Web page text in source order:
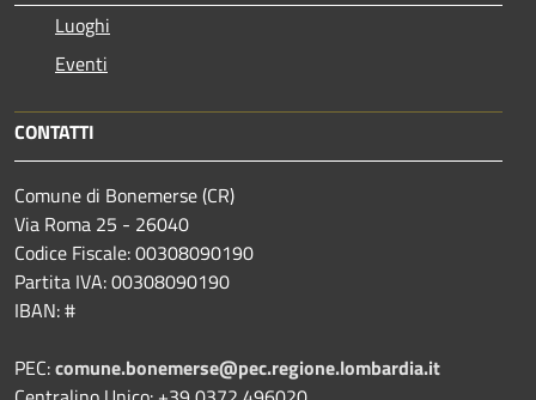
Luoghi
Eventi
CONTATTI
Comune di Bonemerse (CR)
Via Roma 25 - 26040
Codice Fiscale: 00308090190
Partita IVA: 00308090190
IBAN: #
PEC:comune.bonemerse@pec.regione.lombardia.it